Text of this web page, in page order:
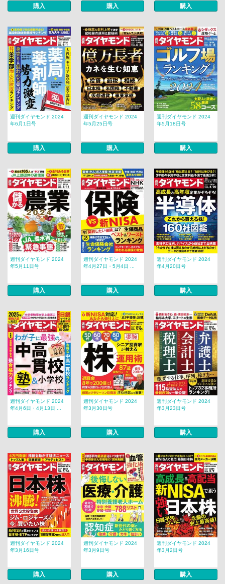
購入 購入 購入
週刊ダイヤモンド 2024
年6月1日号
購入
週刊ダイヤモンド 2024
年5月25日号
購入
週刊ダイヤモンド 2024
年5月18日号
購入
週刊ダイヤモンド 2024
年5月11日号
購入
週刊ダイヤモンド 2024
年4月27日・5月4日 ...
購入
週刊ダイヤモンド 2024
年4月20日号
購入
週刊ダイヤモンド 2024
年4月6日・4月13日 ...
購入
週刊ダイヤモンド 2024
年3月30日号
購入
週刊ダイヤモンド 2024
年3月23日号
購入
週刊ダイヤモンド 2024
年3月16日号
購入
週刊ダイヤモンド 2024
年3月9日号
購入
週刊ダイヤモンド 2024
年3月2日号
購入